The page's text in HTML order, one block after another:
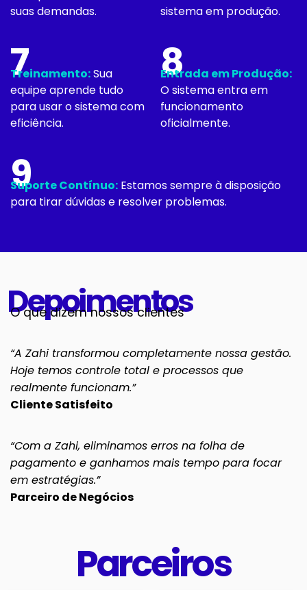
suas demandas.
sistema em produção.
7
Treinamento:Sua
equipe aprende tudo
para usar o sistema com
eficiência.
8
Entrada em Produção:
O sistema entra em
funcionamento
oficialmente.
9
Suporte Contínuo: Estamos sempre à disposição
para tirar dúvidas e resolver problemas.
Depoimentos
O que dizem nossos clientes
“A Zahi transformou completamente nossa gestão.
Hoje temos controle total e processos que
realmente funcionam.”
Cliente Satisfeito
“Com a Zahi, eliminamos erros na folha de
pagamento e ganhamos mais tempo para focar
em estratégias.”
Parceiro de Negócios
Parceiros